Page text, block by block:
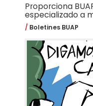
Proporciona
especializado a
Boletines BUAP